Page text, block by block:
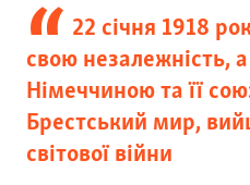
22 січня 1918
свою незалежність,
Німеччиною та її
Брестський мир,
світової війни